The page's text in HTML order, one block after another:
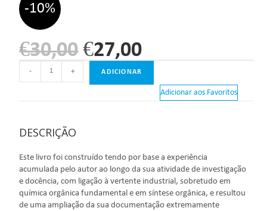
-10%
€30,00 €27,00
- + ADICIONAR
Adicionar aos Favoritos
DESCRIÇÃO
Este livro foi construído tendo por base a experiência
acumulada pelo autor ao longo da sua atividade de investigação
e docência, com ligação à vertente industrial, sobretudo em
química orgânica fundamental e em síntese orgânica, e resultou
de uma ampliação da sua documentação extremamente